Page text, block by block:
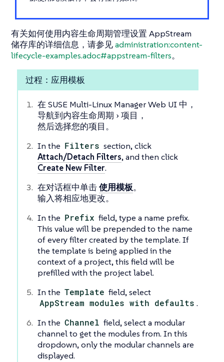
有关如何使用内容生命周期管理设置 AppStream
储存库的详细信息，请参见administration:content-
lifecycle-examples.adoc#appstream-filters。
过程：应用模板
在 SUSE Multi-Linux Manager Web UI 中，
导航到内容生命周期 项目 ，
然后选择您的项目。
In the Filters section, click
Attach/Detach Filters, and then click
Create New Filter.
在对话框中单击使用模板。
输入将相应地更改。
In the Prefix field, type a name prefix.
This value will be prepended to the name
of every filter created by the template. If
the template is being applied in the
context of a project, this field will be
prefilled with the project label.
In the Template field, select
AppStream modules with defaults .
In the Channel field, select a modular
channel to get the modules from. In this
dropdown, only the modular channels are
displayed.